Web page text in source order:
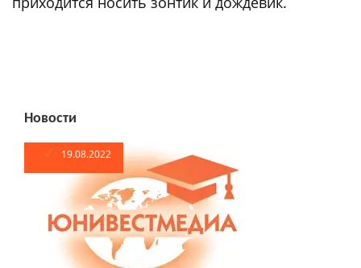
Новости
19.08.2022